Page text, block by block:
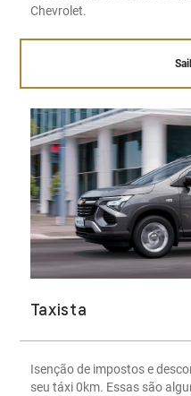
Chevrolet.
Taxista
Isenção de impostos e
seu táxi 0km. Essas são